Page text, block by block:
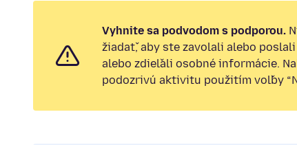
Vyhnite sa podvodom s podporou.
žiadať, aby ste zavolali alebo
alebo zdieľali osobné informácie.
podozrivú aktivitu použitím voľby